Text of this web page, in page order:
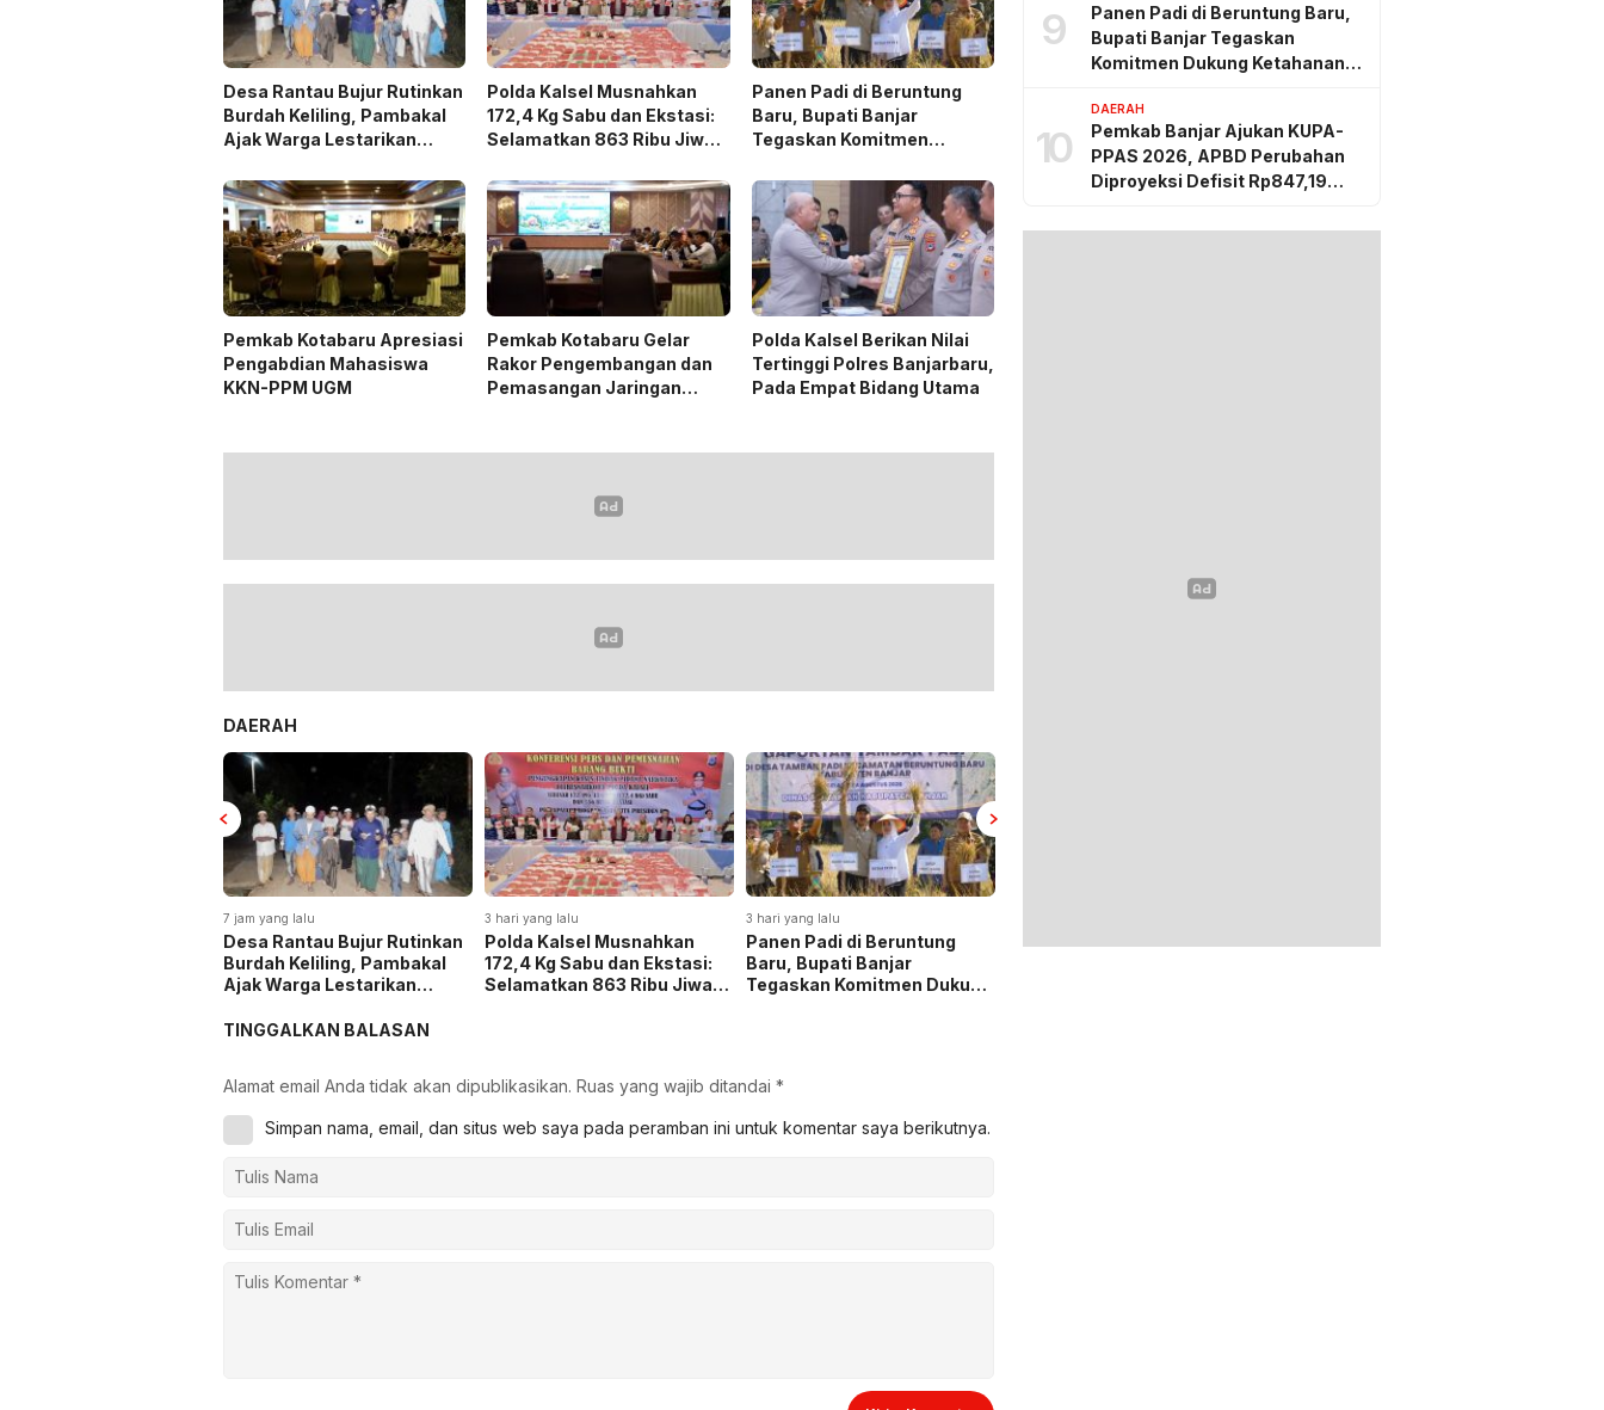
Desa Rantau Bujur Rutinkan
Burdah Keliling, Pambakal
Ajak Warga Lestarikan
Polda Kalsel Musnahkan
172,4 Kg Sabu dan Ekstasi:
Selamatkan 863 Ribu Jiwa
4,3 Triliun
Panen Padi di Beruntung
Baru, Bupati Banjar
Tegaskan Komitmen
Pemkab Kotabaru Apresiasi
Pengabdian Mahasiswa
KKN-PPM UGM
Pemkab Kotabaru Gelar
Rakor Pengembangan dan
Pemasangan Jaringan
Polda Kalsel Berikan Nilai
Tertinggi Polres Banjarbaru,
Pada Empat Bidang Utama
DAERAH
7 jam yang lalu
Desa Rantau Bujur Rutinkan
Burdah Keliling, Pambakal
Ajak Warga Lestarikan
3 hari yang lalu
Polda Kalsel Musnahkan
172,4 Kg Sabu dan Ekstasi:
Selamatkan 863 Ribu Jiwa
3 hari yang lalu
Panen Padi di Beruntung
Baru, Bupati Banjar
Tegaskan Komitmen Dukung
TINGGALKAN BALASAN
Alamat email Anda tidak akan dipublikasikan. Ruas yang wajib ditandai *
Simpan nama, email, dan situs web saya pada peramban ini untuk komentar saya berikutnya.
9
Panen Padi di Beruntung Baru,
Bupati Banjar Tegaskan
Komitmen Dukung Ketahanan
10
DAERAH
Pemkab Banjar Ajukan KUPA-
PPAS 2026, APBD Perubahan
Diproyeksi Defisit Rp847,19